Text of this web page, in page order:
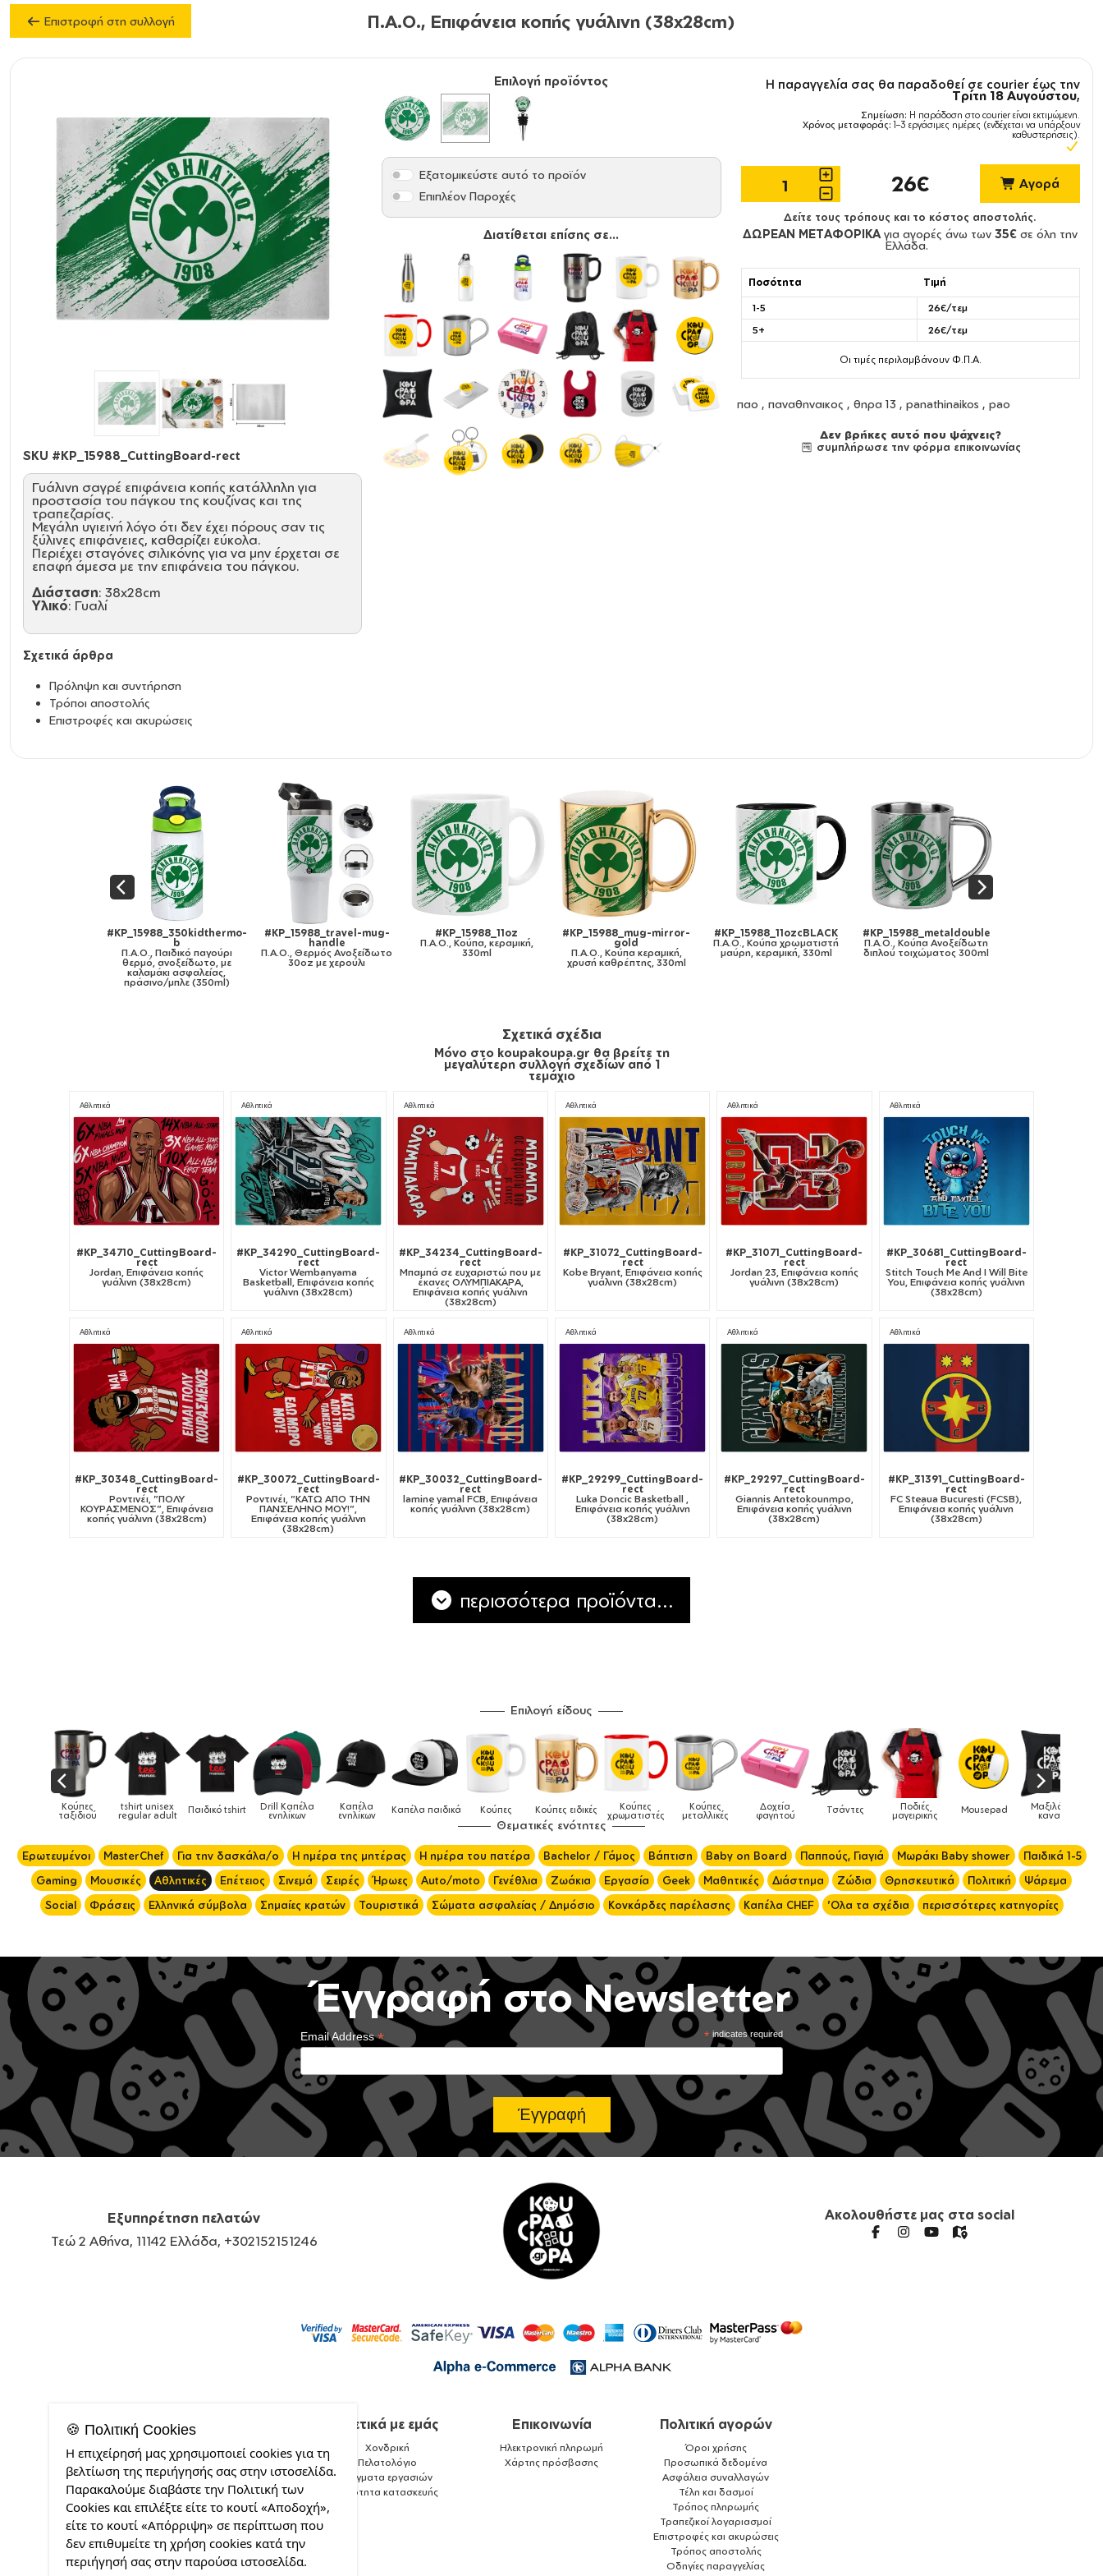
Επιστροφή στη συλλογή Π.Α.Ο., Επιφάνεια κοπής γυάλινη (38x28cm)
SKU #KP_15988_CuttingBoard-rect
Γυάλινη σαγρέ επιφάνεια κοπής κατάλληλη για
προστασία του πάγκου της κουζίνας και της
τραπεζαρίας.
Μεγάλη υγιεινή λόγο ότι δεν έχει πόρους σαν τις
ξύλινες επιφάνειες, καθαρίζει εύκολα.
Περιέχει σταγόνες σιλικόνης για να μην έρχεται σε
επαφή άμεσα με την επιφάνεια του πάγκου.
Διάσταση: 38x28cm
Υλικό: Γυαλί
Σχετικά άρθρα
Πρόληψη και συντήρηση
Τρόποι αποστολής
Επιστροφές και ακυρώσεις
Επιλογή προϊόντος
Εξατομικεύστε αυτό το προϊόν
Επιπλέον Παροχές
Διατίθεται επίσης σε...
Η παραγγελία σας θα παραδοθεί σε courier έως την
Τρίτη 18 Αυγούστου,
Σημείωση: Η παράδοση στο courier είναι εκτιμώμενη.
Χρόνος μεταφοράς: 1–3 εργάσιμες ημέρες (ενδέχεται να υπάρξουν
καθυστερήσεις).
26€ Αγορά
Δείτε τους τρόπους και το κόστος αποστολής.
ΔΩΡΕΑΝ ΜΕΤΑΦΟΡΙΚΑ για αγορές άνω των35€ σε όλη την
Ελλάδα.
Ποσότητα Τιμή
1-5
26€/τεμ
5+
26€/τεμ
Οι τιμές περιλαμβάνουν Φ.Π.Α.
παο , παναθηναικος , θηρα 13 , panathinaikos , pao
Δεν βρήκες αυτό που ψάχνεις?
συμπλήρωσε την φόρμα επικοινωνίας
#KP_15988_350kidthermo-
b
Π.Α.Ο., Παιδικό παγούρι
θερμό, ανοξείδωτο, με
καλαμάκι ασφαλείας,
πράσινο/μπλε (350ml)
#KP_15988_travel-mug-
handle
Π.Α.Ο., Θερμός Ανοξείδωτο
30oz με χερούλι
#KP_15988_11oz
Π.Α.Ο., Κούπα, κεραμική,
330ml
#KP_15988_mug-mirror-
gold
Π.Α.Ο., Κούπα κεραμική,
χρυσή καθρέπτης, 330ml
#KP_15988_11ozcBLACK
Π.Α.Ο., Κούπα χρωματιστή
μαύρη, κεραμική, 330ml
#KP_15988_metaldouble
Π.Α.Ο., Κούπα Ανοξείδωτη
διπλού τοιχώματος 300ml
Σχετικά σχέδια
Μόνο στο koupakoupa.gr θα βρείτε τη
μεγαλύτερη συλλογή σχεδίων από 1
τεμάχιο
Αθλητικά
#KP_34710_CuttingBoard-
rect
Jordan, Επιφάνεια κοπής
γυάλινη (38x28cm)
Αθλητικά
#KP_34290_CuttingBoard-
rect
Victor Wembanyama
Basketball, Επιφάνεια κοπής
γυάλινη (38x28cm)
Αθλητικά
#KP_34234_CuttingBoard-
rect
Μπαμπά σε ευχαριστώ που με
έκανες ΟΛΥΜΠΙΑΚΑΡΑ,
Επιφάνεια κοπής γυάλινη
(38x28cm)
Αθλητικά
#KP_31072_CuttingBoard-
rect
Kobe Bryant, Επιφάνεια κοπής
γυάλινη (38x28cm)
Αθλητικά
#KP_31071_CuttingBoard-
rect
Jordan 23, Επιφάνεια κοπής
γυάλινη (38x28cm)
Αθλητικά
#KP_30681_CuttingBoard-
rect
Stitch Touch Me And I Will Bite
You, Επιφάνεια κοπής γυάλινη
(38x28cm)
Αθλητικά
#KP_30348_CuttingBoard-
rect
Ροντινέι, "ΠΟΛΥ
ΚΟΥΡΑΣΜΕΝΟΣ", Επιφάνεια
κοπής γυάλινη (38x28cm)
Αθλητικά
#KP_30072_CuttingBoard-
rect
Ροντινέι, "ΚΑΤΩ ΑΠΟ ΤΗΝ
ΠΑΝΣΕΛΗΝΟ ΜΟΥ!",
Επιφάνεια κοπής γυάλινη
(38x28cm)
Αθλητικά
#KP_30032_CuttingBoard-
rect
lamine yamal FCB, Επιφάνεια
κοπής γυάλινη (38x28cm)
Αθλητικά
#KP_29299_CuttingBoard-
rect
Luka Doncic Basketball ,
Επιφάνεια κοπής γυάλινη
(38x28cm)
Αθλητικά
#KP_29297_CuttingBoard-
rect
Giannis Antetokounmpo,
Επιφάνεια κοπής γυάλινη
(38x28cm)
Αθλητικά
#KP_31391_CuttingBoard-
rect
FC Steaua Bucuresti (FCSB),
Επιφάνεια κοπής γυάλινη
(38x28cm)
περισσότερα προϊόντα...
Επιλογή είδους
Κούπες
ταξιδιού
tshirt unisex
regular adult Παιδικό tshirt Drill Καπέλα
ενηλίκων
Καπέλα
ενηλίκων Καπέλα παιδικά Κούπες Κούπες ειδικές Κούπες
χρωματιστές
Κούπες
μεταλλικές
Δοχεία
φαγητού Τσάντες Ποδιές
μαγειρικής Mousepad Μαξιλάρια
καναπέ
Θεματικές ενότητες
Ερωτευμένοι MasterChef Για την δασκάλα/ο Η ημέρα της μητέρας Η ημέρα του πατέρα Bachelor / Γάμος Βάπτιση Baby on Board Παππούς, Γιαγιά Μωράκι Baby shower
Παιδικά 1-5
Gaming
Μουσικές Αθλητικές Επέτειος Σινεμά Σειρές Ήρωες Auto/moto Γενέθλια Ζωάκια Εργασία Geek Μαθητικές Διάστημα Ζώδια Θρησκευτικά Πολιτική
Ψάρεμα
Social
Φράσεις Ελληνικά σύμβολα Σημαίες κρατών Τουριστικά Σώματα ασφαλείας / Δημόσιο Κονκάρδες παρέλασης Καπέλα CHEF 'Ολα τα σχέδια περισσότερες κατηγορίες
Έγγραφή στο Newsletter
*indicates required
Email Address*
Εξυπηρέτηση πελατών
Τεώ 2 Αθήνα, 11142 Ελλάδα, +302152151246
Ακολουθήστε μας στα social
Σχετικά με εμάς
Χονδρική
Πελατολόγιο
Δείγματα εργασιών
Ποιότητα κατασκευής
Επικοινωνία
Ηλεκτρονική πληρωμή
Χάρτης πρόσβασης
Πολιτική αγορών
Όροι χρήσης
Προσωπικά δεδομένα
Ασφάλεια συναλλαγών
Τέλη και δασμοί
Τρόπος πληρωμής
Τραπεζικοί λογαριασμοί
Επιστροφές και ακυρώσεις
Τρόπος αποστολής
Οδηγίες παραγγελίας
🍪 Πολιτική Cookies
Η επιχείρησή μας χρησιμοποιεί cookies για τη
βελτίωση της περιήγησής σας στην ιστοσελίδα.
Παρακαλούμε διαβάστε την Πολιτική των
Cookies και επιλέξτε είτε το κουτί «Αποδοχή»,
είτε το κουτί «Απόρριψη» σε περίπτωση που
δεν επιθυμείτε τη χρήση cookies κατά την
περιήγησή σας στην παρούσα ιστοσελίδα.